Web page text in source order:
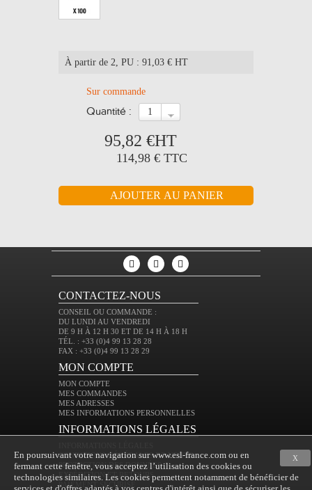
À partir de 2, PU : 91,03 € HT
Sur commande
quantité :
95,82 €HT
114,98 € TTC
CONTACTEZ-NOUS
CONSEIL OU COMMANDE :
DU LUNDI AU VENDREDI
DE 9 H À 12 H 30 ET DE 14 H À 18 H
TÉL. : +33 (0)4 99 13 28 28
FAX : +33 (0)4 99 13 28 29
MON COMPTE
MON COMPTE
MES COMMANDES
MES ADRESSES
MES INFORMATIONS PERSONNELLES
INFORMATIONS LÉGALES
CONDITIONS GÉNÉRALES DE VENTE
PROTECTION DES DONNÉES
EXPÉDITION ET RETOURS
PAIEMENT SÉCURISÉ
X
En poursuivant votre navigation sur www.esl-france.com ou en
fermant cette fenêtre, vous acceptez l’utilisation des cookies ou
technologies similaires. Les cookies permettent notamment de bénéficier de